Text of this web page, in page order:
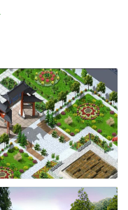
单穴、双穴、三
为顾客服务。